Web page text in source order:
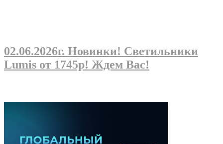
02.06.2026г. Новинки! Светильники
Lumis от 1745р! Ждем Вас!